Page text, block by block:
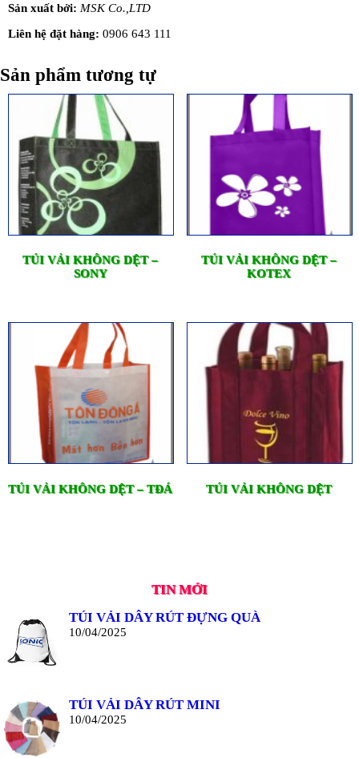
Sản xuất bởi: MSK Co.,LTD
Liên hệ đặt hàng: 0906 643 111
Sản phẩm tương tự
TÚI VẢI KHÔNG DỆT –
SONY
TÚI VẢI KHÔNG DỆT –
KOTEX
TÚI VẢI KHÔNG DỆT – TĐÁ TÚI VẢI KHÔNG DỆT
TIN MỚI
TÚI VẢI DÂY RÚT ĐỰNG QUÀ
10/04/2025
TÚI VẢI DÂY RÚT MINI
10/04/2025